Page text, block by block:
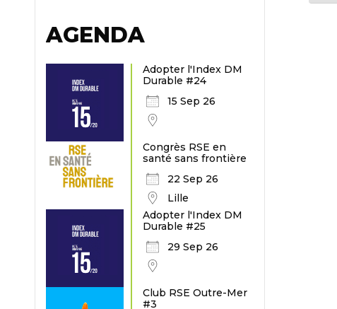
AGENDA
Adopter l'Index DM
Durable #24
15 Sep 26
Congrès RSE en
santé sans frontière
22 Sep 26
Lille
Adopter l'Index DM
Durable #25
29 Sep 26
Club RSE Outre-Mer
#3